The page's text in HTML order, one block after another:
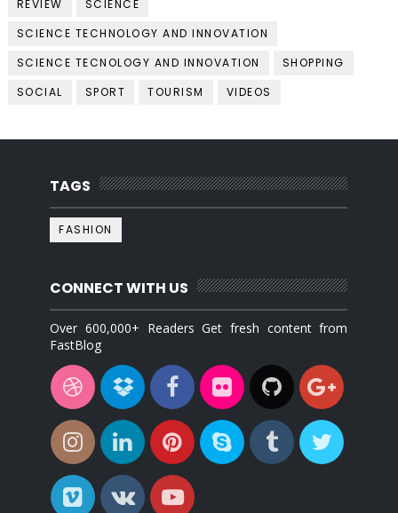
REVIEW
SCIENCE
SCIENCE TECHNOLOGY AND INNOVATION
SCIENCE TECNOLOGY AND INNOVATION
SHOPPING
SOCIAL
SPORT TOURISM VIDEOS
TAGS
FASHION
CONNECT WITH US
Over 600,000+ Readers Get fresh content from
FastBlog